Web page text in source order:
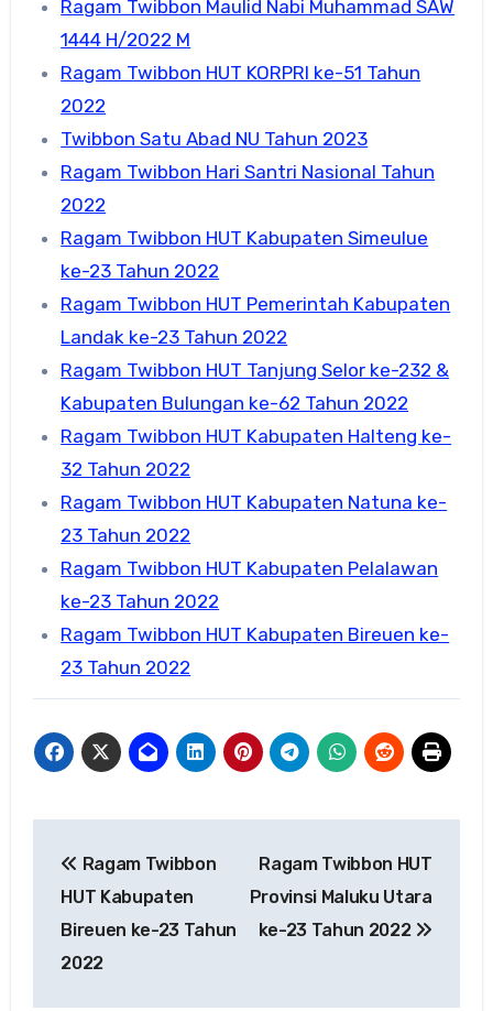
Ragam Twibbon Maulid Nabi Muhammad SAW
1444 H/2022 M
Ragam Twibbon HUT KORPRI ke-51 Tahun
2022
Twibbon Satu Abad NU Tahun 2023
Ragam Twibbon Hari Santri Nasional Tahun
2022
Ragam Twibbon HUT Kabupaten Simeulue
ke-23 Tahun 2022
Ragam Twibbon HUT Pemerintah Kabupaten
Landak ke-23 Tahun 2022
Ragam Twibbon HUT Tanjung Selor ke-232 &
Kabupaten Bulungan ke-62 Tahun 2022
Ragam Twibbon HUT Kabupaten Halteng ke-
32 Tahun 2022
Ragam Twibbon HUT Kabupaten Natuna ke-
23 Tahun 2022
Ragam Twibbon HUT Kabupaten Pelalawan
ke-23 Tahun 2022
Ragam Twibbon HUT Kabupaten Bireuen ke-
23 Tahun 2022
pos
Ragam Twibbon
HUT Kabupaten
Bireuen ke-23 Tahun
2022
Ragam Twibbon HUT
Provinsi Maluku Utara
ke-23 Tahun 2022